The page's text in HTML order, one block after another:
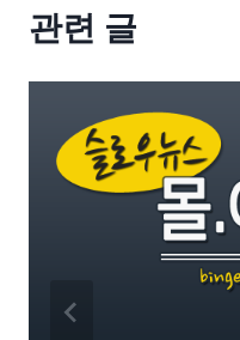
관련 글